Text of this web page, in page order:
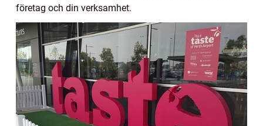
företag och din verksamhet.